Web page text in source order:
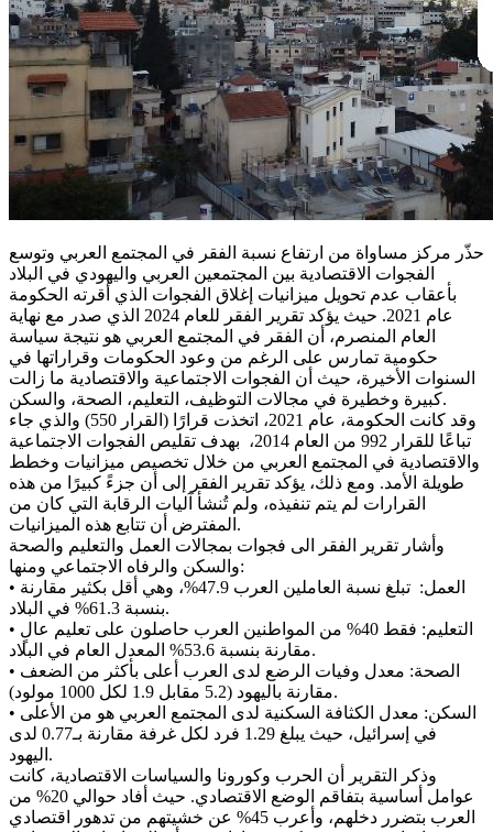
حذّر مركز مساواة من ارتفاع نسبة الفقر في المجتمع العربي وتوسع
الفجوات الاقتصادية بين المجتمعين العربي واليهودي في البلاد
بأعقاب عدم تحويل ميزانيات إغلاق الفجوات الذي أقرته الحكومة
عام 2021. حيث يؤكد تقرير الفقر للعام 2024 الذي صدر مع نهاية
العام المنصرم، أن الفقر في المجتمع العربي هو نتيجة سياسة
حكومية تمارس على الرغم من وعود الحكومات وقراراتها في
السنوات الأخيرة، حيث أن الفجوات الاجتماعية والاقتصادية ما زالت
كبيرة وخطيرة في مجالات التوظيف، التعليم، الصحة، والسكن.
وقد كانت الحكومة، عام 2021، اتخذت قرارًا (القرار 550) والذي جاء
تباعًا للقرار 992 من العام 2014، بهدف تقليص الفجوات الاجتماعية
والاقتصادية في المجتمع العربي من خلال تخصيص ميزانيات وخطط
طويلة الأمد. ومع ذلك، يؤكد تقرير الفقر إلى أن جزءً كبيرًا من هذه
القرارات لم يتم تنفيذه، ولم تُنشأ آليات الرقابة التي كان من
المفترض أن تتابع هذه الميزانيات.
وأشار تقرير الفقر الى فجوات بمجالات العمل والتعليم والصحة
والسكن والرفاه الاجتماعي ومنها:
• العمل: تبلغ نسبة العاملين العرب 47.9%، وهي أقل بكثير مقارنة
بنسبة 61.3% في البلاد.
• التعليم: فقط 40% من المواطنين العرب حاصلون على تعليم عالٍ
مقارنة بنسبة 53.6% المعدل العام في البلاد.
• الصحة: معدل وفيات الرضع لدى العرب أعلى بأكثر من الضعف
مقارنة باليهود (5.2 مقابل 1.9 لكل 1000 مولود).
• السكن: معدل الكثافة السكنية لدى المجتمع العربي هو من الأعلى
في إسرائيل، حيث يبلغ 1.29 فرد لكل غرفة مقارنة بـ0.77 لدى
اليهود.
وذكر التقرير أن الحرب وكورونا والسياسات الاقتصادية، كانت
عوامل أساسية بتفاقم الوضع الاقتصادي. حيث أفاد حوالي 20% من
العرب بتضرر دخلهم، وأعرب 45% عن خشيتهم من تدهور اقتصادي